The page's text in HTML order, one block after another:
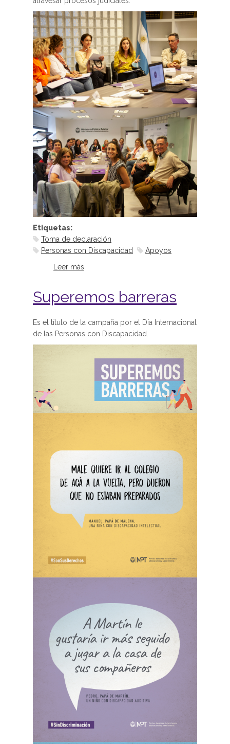
Etiquetas:
Toma de declaración
Personas con Discapacidad
Apoyos
Leer más
la toma de declaración testimonial
Superemos barreras
Es el título de la campaña por el Día Internacional
de las Personas con Discapacidad.